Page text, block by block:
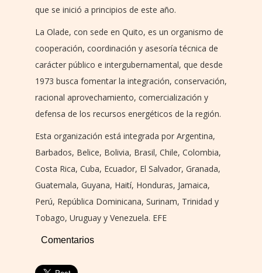
que se inició a principios de este año.
La Olade, con sede en Quito, es un organismo de
cooperación, coordinación y asesoría técnica de
carácter público e intergubernamental, que desde
1973 busca fomentar la integración, conservación,
racional aprovechamiento, comercialización y
defensa de los recursos energéticos de la región.
Esta organización está integrada por Argentina,
Barbados, Belice, Bolivia, Brasil, Chile, Colombia,
Costa Rica, Cuba, Ecuador, El Salvador, Granada,
Guatemala, Guyana, Haití, Honduras, Jamaica,
Perú, República Dominicana, Surinam, Trinidad y
Tobago, Uruguay y Venezuela. EFE
Comentarios